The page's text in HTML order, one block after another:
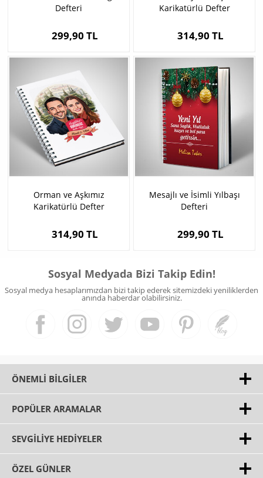
Defteri
299,90 TL
Karikatürlü Defter
314,90 TL
Orman ve Aşkımız
Karikatürlü Defter
314,90 TL
Mesajlı ve İsimli Yılbaşı
Defteri
299,90 TL
Sosyal Medyada Bizi Takip Edin!
Sosyal medya hesaplarımızdan bizi takip ederek sitemizdeki yeniliklerden
anında haberdar olabilirsiniz.
ÖNEMLI BILGILER
POPÜLER ARAMALAR
SEVGILIYE HEDIYELER
ÖZEL GÜNLER